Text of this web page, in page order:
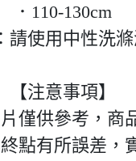
．110-130cm
請使用中性洗
【注意事項】
僅供參考，商
點有所誤差，